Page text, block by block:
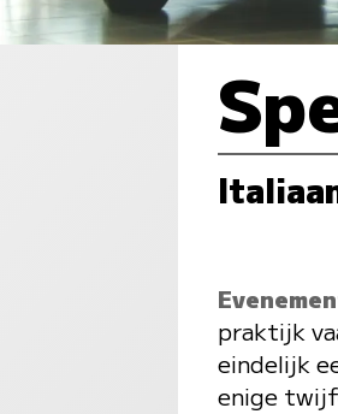
praktijk
eindelijk
enige